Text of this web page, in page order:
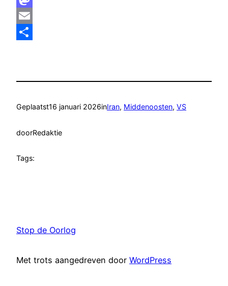
Mastodon
Email
Geplaatst16 januari 2026inIran, Middenoosten, VS
doorRedaktie
Tags:
Stop de Oorlog
Met trots aangedreven door WordPress